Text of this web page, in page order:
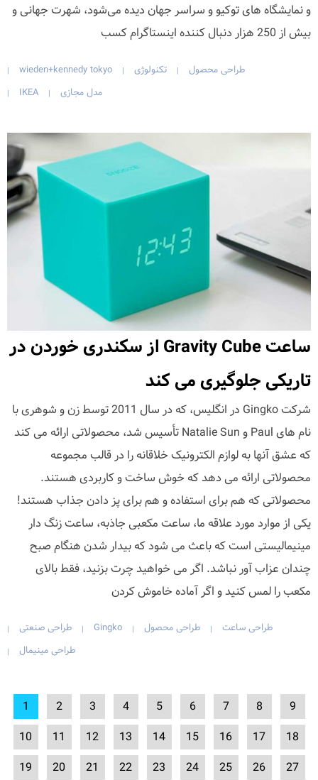
و نمایشگاه های توکیو و سراسر جهان دیده می‌شود، شهرت جهانی و
بیش از 250 هزار دنبال کننده اینستاگرام کسب
طراحی محصول | تکنولوژی |
wieden+kennedy tokyo
|
مدل مجازی |
IKEA
|
ساعت Gravity Cube از سکندری خوردن در
تاریکی جلوگیری می کند
شرکت Gingko در انگلیس، که در سال 2011 توسط زن و شوهری با
نام های Paul و Natalie Sun تأسیس شد، محصولاتی ارائه می کند
که عشق آنها به لوازم الکترونیک خلاقانه را در قالب مجموعه
محصولاتی ارائه می دهد که خوش ساخت و کاربردی هستند.
محصولاتی که هم برای استفاده و هم برای پز دادن جذاب هستند!
یکی از موارد مورد علاقه ما، ساعت مکعبی جاذبه، ساعت زنگ دار
مینیمالیستی است که باعث می شود که بیدار شدن هنگام صبح
چندان عزاب آور نباشد. اگر می خواهید چرت بزنید، فقط بالای
مکعب را لمس کنید و اگر آماده خاموش کردن
طراحی ساعت | طراحی محصول |
Gingko
| طراحی صنعتی |
طراحی مینیمال |
1 2 3 4 5 6 7 8
9
10
11 12 13 14 15 16 17
18
19
20 21 22 23 24 25 26
27